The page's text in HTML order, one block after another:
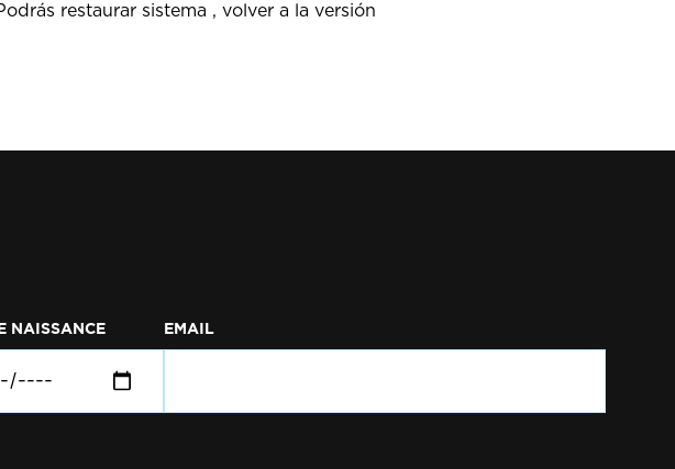
restaurar sistema , volver a la versión
NAISSANCE EMAIL